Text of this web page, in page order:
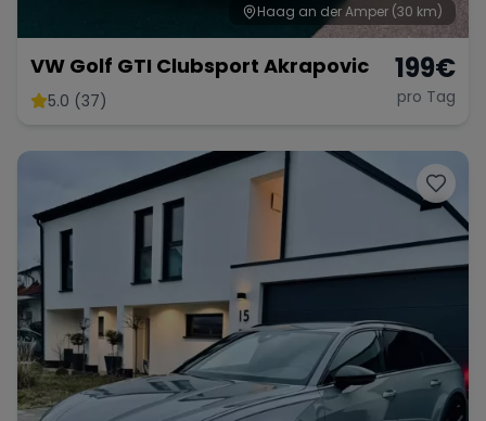
Haag an der Amper (30 km)
VW Golf GTI Clubsport Akrapovic
5.0 (37)
199€
pro Tag